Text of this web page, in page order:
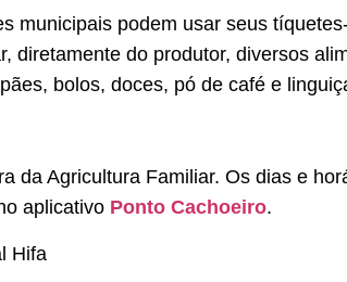
municipais podem usar seus
diretamente do produtor, diversos
bolos, doces, pó de café e
da Agricultura Familiar. Os dias e
aplicativo Ponto Cachoeiro.
Hifa